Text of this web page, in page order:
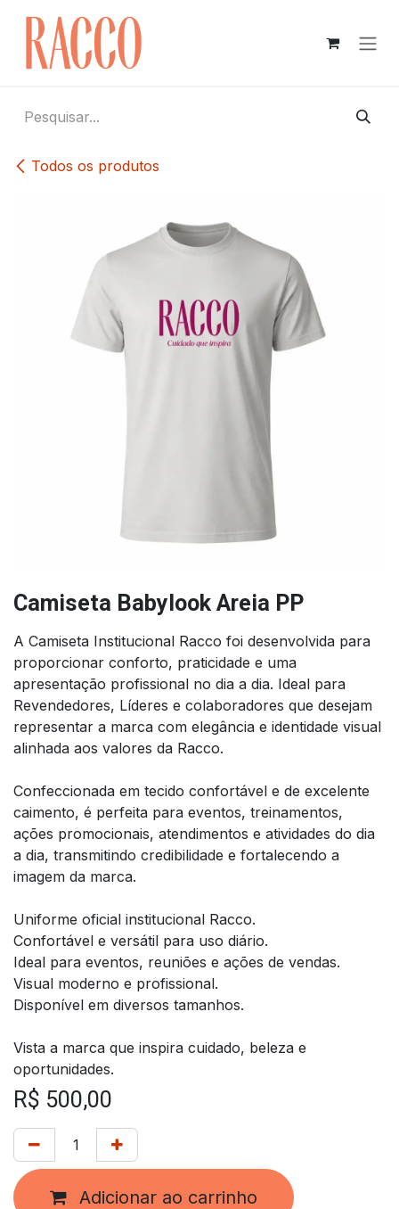
Todos os produtos
Camiseta Babylook Areia PP
A Camiseta Institucional Racco foi desenvolvida para
proporcionar conforto, praticidade e uma
apresentação profissional no dia a dia. Ideal para
Revendedores, Líderes e colaboradores que desejam
representar a marca com elegância e identidade visual
alinhada aos valores da Racco.
Confeccionada em tecido confortável e de excelente
caimento, é perfeita para eventos, treinamentos,
ações promocionais, atendimentos e atividades do dia
a dia, transmitindo credibilidade e fortalecendo a
imagem da marca.
Uniforme oficial institucional Racco.
Confortável e versátil para uso diário.
Ideal para eventos, reuniões e ações de vendas.
Visual moderno e profissional.
Disponível em diversos tamanhos.
Vista a marca que inspira cuidado, beleza e
oportunidades.
R$ 500,00
Adicionar ao carrinho